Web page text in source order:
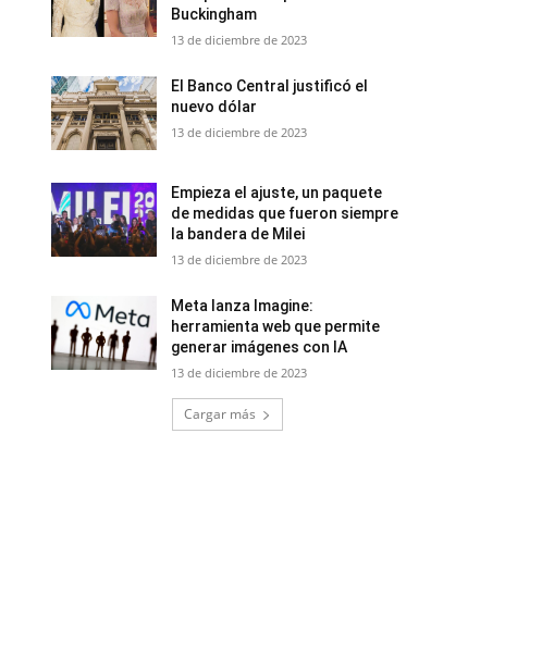
Buckingham
13 de diciembre de 2023
El Banco Central justificó el
nuevo dólar
13 de diciembre de 2023
Empieza el ajuste, un paquete
de medidas que fueron siempre
la bandera de Milei
13 de diciembre de 2023
Meta lanza Imagine:
herramienta web que permite
generar imágenes con IA
13 de diciembre de 2023
Cargar más